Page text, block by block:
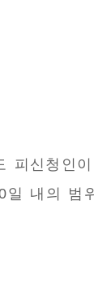
피신청인
일 내의 범